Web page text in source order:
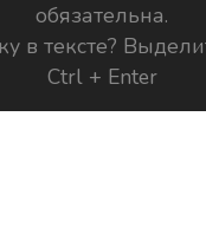
обязательна.
в тексте?
Ctrl + Enter